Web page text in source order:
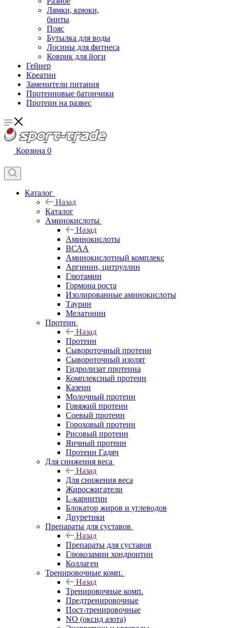
Лямки, крюки,
бинты
Пояс
Бутылка для воды
Лосины для фитнеса
Коврик для йоги
Гейнер
Креатин
Заменители питания
Протеиновые батончики
Протеин на развес
Корзина 0
Каталог
Назад
Каталог
Аминокислоты
Назад
Аминокислоты
ВСАА
Аминокислотный комплекс
Аргинин, цитруллин
Глютамин
Гормона роста
Изолированные аминокислоты
Таурин
Мелатонин
Протеин
Назад
Протеин
Сывороточный протеин
Сывороточный изолят
Гидролизат протеина
Комплексный протеин
Казеин
Молочный протеин
Говяжий протеин
Соевый протеин
Гороховый протеин
Рисовый протеин
Яичный протеин
Протеин Гадяч
Для снижения веса
Назад
Для снижения веса
Жиросжигатели
L-карнитин
Блокатор жиров и углеводов
Диуретики
Препараты для суставов
Назад
Препараты для суставов
Глюкозамин хондроитин
Коллаген
Тренировочные комп.
Назад
Тренировочные комп.
Предтренировочные
Пост-тренировочные
NO (оксид азота)